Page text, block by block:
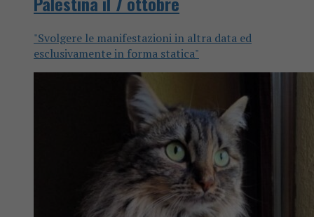
"Svolgere le manifestazioni in altra data ed
esclusivamente in forma statica"